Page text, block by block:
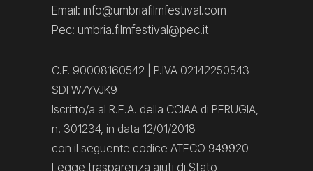
Email: info@umbriafilmfestival.com
Pec: umbria.filmfestival@pec.it
C.F. 90008160542 | P.IVA 02142250543
SDI W7YVJK9
Iscritto/a al R.E.A. della CCIAA di PERUGIA,
n. 301234, in data 12/01/2018
con il seguente codice ATECO 949920
Legge trasparenza aiuti di Stato